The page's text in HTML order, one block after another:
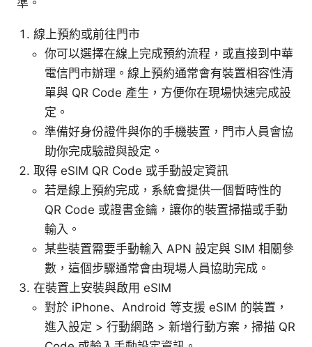
準。
線上預約或前往門市
你可以選擇在線上完成預約流程，或直接到中華
電信門市辦理。線上預約通常會有裝置相容性清
單與 QR Code 產生，方便你在現場快速完成設
定。
準備好身份證件與你的手機裝置，門市人員會協
助你完成驗證與設定。
取得 eSIM QR Code 或手動設定資訊
若是線上預約完成，系統會提供一個暫時性的
QR Code 或證書金鑰，讓你的裝置掃描或手動
輸入。
某些裝置需要手動輸入 APN 設定與 SIM 相關參
數，這個步驟通常會由現場人員協助完成。
在裝置上安裝與啟用 eSIM
對於 iPhone、Android 等支援 eSIM 的裝置，
進入設定 > 行動網路 > 新增行動方案，掃描 QR